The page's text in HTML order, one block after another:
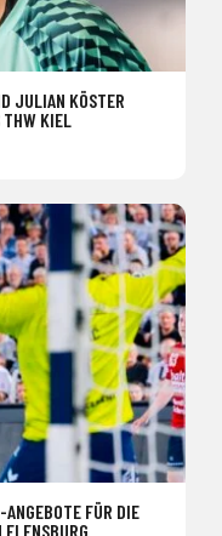
JULIAN KÖSTER
KIEL
FÜR DIE
FLENSBURG